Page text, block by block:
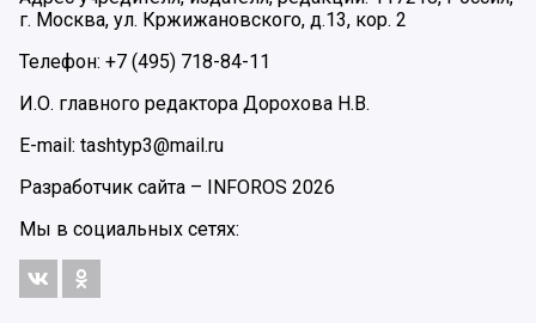
г. Москва, ул. Кржижановского, д.13, кор. 2
Телефон: +7 (495) 718-84-11
И.О. главного редактора Дорохова Н.В.
E-mail: tashtyp3@mail.ru
Разработчик сайта – INFOROS 2026
Мы в социальных сетях: